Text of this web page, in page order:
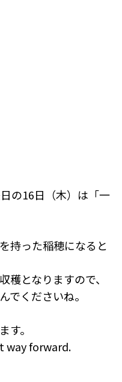
の16日（木）は「一
持った稲穂になると
穫となりますので、
でくださいね。
す。
way forward.